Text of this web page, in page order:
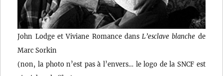
John Lodge et Viviane Romance dans L’esclave blanche de
Marc Sorkin
(non, la photo n’est pas à l’envers… le logo de la SNCF est